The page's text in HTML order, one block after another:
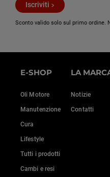
Iscriviti
Sconto valido solo sul primo ordine.
E-SHOP
Oli Motore
Manutenzione
Cura
Lifestyle
Tutti i prodotti
Cambi e resi
LA
Notizie
Contatti